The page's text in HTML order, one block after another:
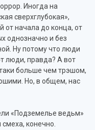
Иногда на
сверхглубокая»,
от начала до конца, от
однозначно и без
Ну потому что люди
люди, правда? А вот
больше чем трэшом,
Но, в общем, нас
«Подземелье ведьм»
конечно.